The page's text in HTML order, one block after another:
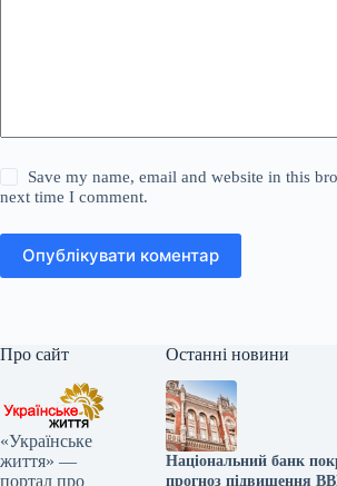
Save my name, email and website in this
next time I comment.
Опублікувати коментар
Про сайт
«Українське
життя» —
портал про
Останні новини
Національний банк
прогноз підвищення